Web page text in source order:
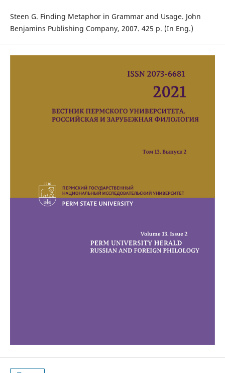
Steen G. Finding Metaphor in Grammar and Usage. John
Benjamins Publishing Company, 2007. 425 p. (In Eng.)